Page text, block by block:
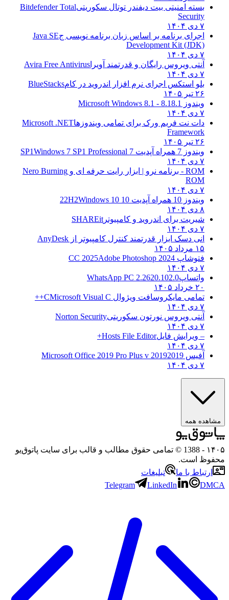
بسته امنیتی بیت دیفندر توتال سکوریتیBitdefender Total
Security
۷ دی ۱۴۰۴
اجرای برنامه بر اساس زبان برنامه نویسی جJava SE
Development Kit (JDK)
۷ دی ۱۴۰۴
آنتی ویروس رایگان و قدرتمند آویرا Avira Free Antivirus
۷ دی ۱۴۰۴
بلو استکس اجرای نرم افزار اندروید در کامBlueStacks
۲۶ تیر ۱۴۰۵
ویندوز 8.1
8.1 - Microsoft Windows 8.1
۷ دی ۱۴۰۴
دات نت فریم ورک برای تمامی ویندوزهاMicrosoft .NET
Framework
۲۶ تیر ۱۴۰۵
ویندوز 7 همراه آپدیت 7 SP1
Windows 7 SP1 Professional
۷ دی ۱۴۰۴
ROM - برنامه نرو | ابزار رایت حرفه ای و
Nero Burning
ROM
۷ دی ۱۴۰۴
ویندوز 10 همراه آپدیت 10 22H2
Windows 10
۸ دی ۱۴۰۴
شیریت برای اندروید و کامپیوتر SHAREit
۷ دی ۱۴۰۴
انی دسک ابزار قدرتمند کنترل کامپیوتر از AnyDesk
۱۵ مرداد ۱۴۰۵
فتوشاپ CC 2025 Adobe Photoshop 2024
۷ دی ۱۴۰۴
واتساپWhatsApp PC 2.2620.102.0
۲۰ خرداد ۱۴۰۵
تمامی مایکروسافت ویژوال C Microsoft Visual C++
۷ دی ۱۴۰۴
آنتی ویروس نورتون سکوریتیNorton Security
۷ دی ۱۴۰۴
– ویرایش فایلHosts File Editor+
۷ دی ۱۴۰۴
آفیس 2019 2019 Microsoft Office 2019 Pro Plus v
۷ دی ۱۴۰۴
مشاهده همه
۱۴۰۵
- 1388 © تمامی حقوق مطالب و قالب برای سایت پاتوق‌یو
محفوظ است.
ارتباط با ما
تبلیغات
Telegram
LinkedIn DMCA